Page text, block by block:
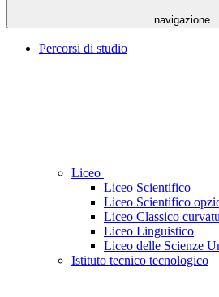
navigazione
Percorsi di studio
Liceo
Liceo Scientifico
Liceo Scientifico
Liceo Classico
Liceo Linguistico
Liceo delle Scienze
Istituto tecnico tecnologico